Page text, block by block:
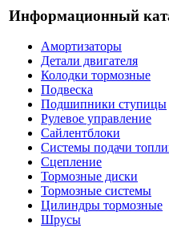
Информационный
Амортизаторы
Детали двигателя
Колодки тормозные
Подвеска
Подшипники ступицы
Рулевое управление
Сайлентблоки
Системы подачи
Сцепление
Тормозные диски
Тормозные системы
Цилиндры тормозные
Шрусы